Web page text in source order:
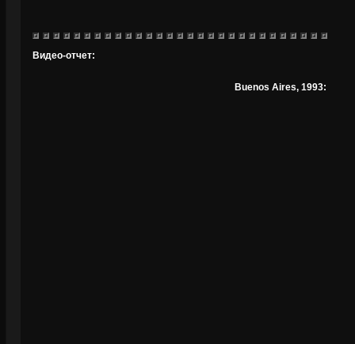
Видео-отчет:
Buenos Aires, 1993: